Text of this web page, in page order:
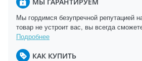
Мы гордимся безупречной репутацией
товар не устроит вас, вы всегда
Подробнее
КАК КУПИТЬ